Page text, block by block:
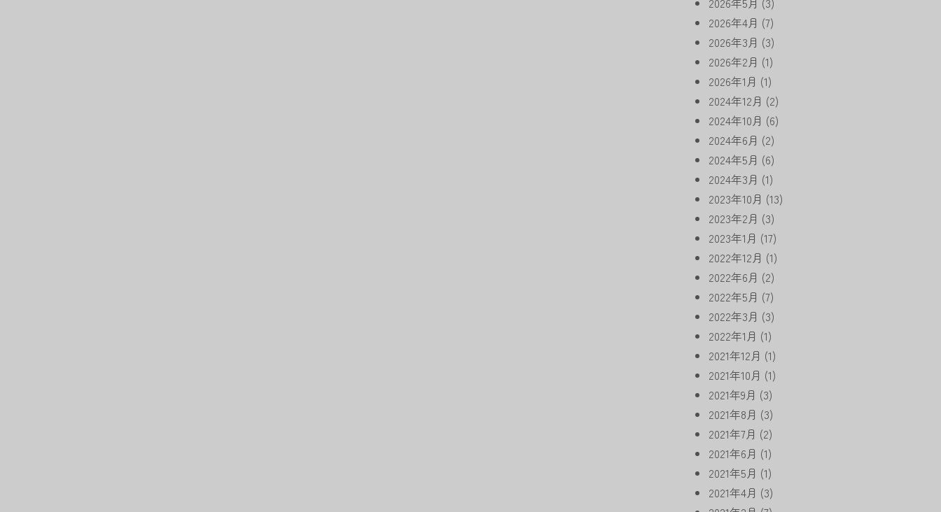
2026年4月 (7)
2026年3月 (3)
2026年2月 (1)
2026年1月 (1)
2024年12月 (2)
2024年10月 (6)
2024年6月 (2)
2024年5月 (6)
2024年3月 (1)
2023年10月 (13)
2023年2月 (3)
2023年1月 (17)
2022年12月 (1)
2022年6月 (2)
2022年5月 (7)
2022年3月 (3)
2022年1月 (1)
2021年12月 (1)
2021年10月 (1)
2021年9月 (3)
2021年8月 (3)
2021年7月 (2)
2021年6月 (1)
2021年5月 (1)
2021年4月 (3)